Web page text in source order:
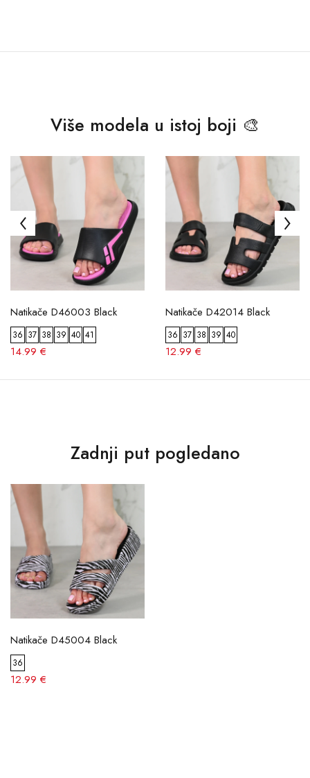
Više modela u istoj boji 🎨
Natikače D46003 Black
36 37 38 39 40 41
14.99 €
Natikače D42014 Black
36 37 38 39 40
12.99 €
Zadnji put pogledano
Natikače D45004 Black
36
12.99 €